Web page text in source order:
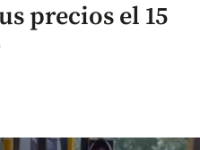
precios el 15